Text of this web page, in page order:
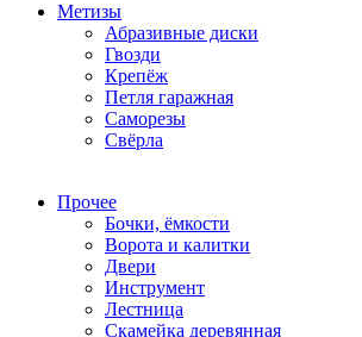
Метизы
Абразивные диски
Гвозди
Крепёж
Петля гаражная
Саморезы
Свёрла
Прочее
Бочки, ёмкости
Ворота и калитки
Двери
Инструмент
Лестница
Скамейка деревянная